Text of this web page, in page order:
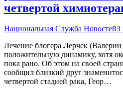
четвертой
Национальная Служба Новостей3
Лечение блогера Лерчек
положительную динамику, хотя
пока рано. Об этом на своей
сообщил близкий друг
четвертой стадией рака, Геор…